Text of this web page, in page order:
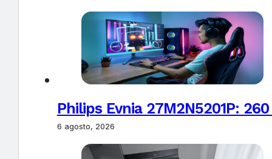
Philips Evnia 27M2N5201P:
6 agosto, 2026